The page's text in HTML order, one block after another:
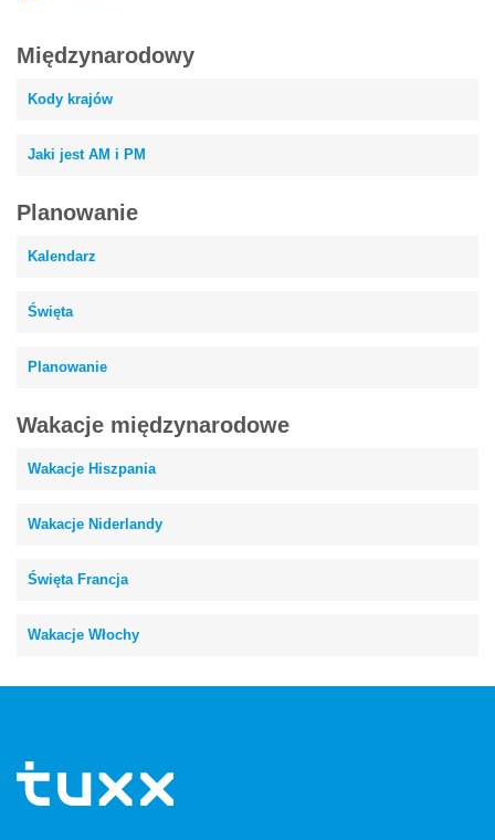
Międzynarodowy
Kody krajów
Jaki jest AM i PM
Planowanie
Kalendarz
Święta
Planowanie
Wakacje międzynarodowe
Wakacje Hiszpania
Wakacje Niderlandy
Święta Francja
Wakacje Włochy